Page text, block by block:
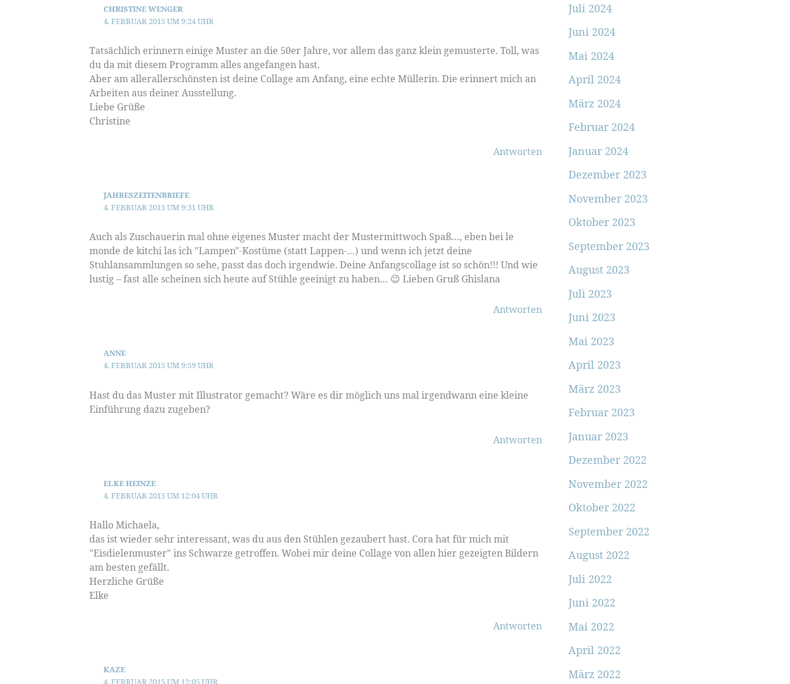
CHRISTINE WENGER
4. FEBRUAR 2015 UM 9:24 UHR
Tatsächlich erinnern einige Muster an die 50er Jahre, vor allem das ganz klein gemusterte. Toll, was
du da mit diesem Programm alles angefangen hast.
Aber am allerallerschönsten ist deine Collage am Anfang, eine echte Müllerin. Die erinnert mich an
Arbeiten aus deiner Ausstellung.
Liebe Grüße
Christine
Antworten
JAHRESZEITENBRIEFE
4. FEBRUAR 2015 UM 9:31 UHR
Auch als Zuschauerin mal ohne eigenes Muster macht der Mustermittwoch Spaß…, eben bei le
monde de kitchi las ich "Lampen"-Kostüme (statt Lappen-…) und wenn ich jetzt deine
Stuhlansammlungen so sehe, passt das doch irgendwie. Deine Anfangscollage ist so schön!!! Und wie
lustig – fast alle scheinen sich heute auf Stühle geeinigt zu haben… 😉 Lieben Gruß Ghislana
Antworten
ANNE
4. FEBRUAR 2015 UM 9:59 UHR
Hast du das Muster mit Illustrator gemacht? Wäre es dir möglich uns mal irgendwann eine kleine
Einführung dazu zugeben?
Antworten
ELKE HEINZE
4. FEBRUAR 2015 UM 12:04 UHR
Hallo Michaela,
das ist wieder sehr interessant, was du aus den Stühlen gezaubert hast. Cora hat für mich mit
"Eisdielenmuster" ins Schwarze getroffen. Wobei mir deine Collage von allen hier gezeigten Bildern
am besten gefällt.
Herzliche Grüße
Elke
Antworten
KAZE
4. FEBRUAR 2015 UM 12:05 UHR
Juli 2024
Juni 2024
Mai 2024
April 2024
März 2024
Februar 2024
Januar 2024
Dezember 2023
November 2023
Oktober 2023
September 2023
August 2023
Juli 2023
Juni 2023
Mai 2023
April 2023
März 2023
Februar 2023
Januar 2023
Dezember 2022
November 2022
Oktober 2022
September 2022
August 2022
Juli 2022
Juni 2022
Mai 2022
April 2022
März 2022